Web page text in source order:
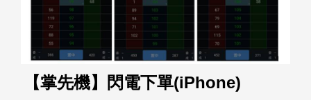
【掌先機】 閃電下單(iPhone)